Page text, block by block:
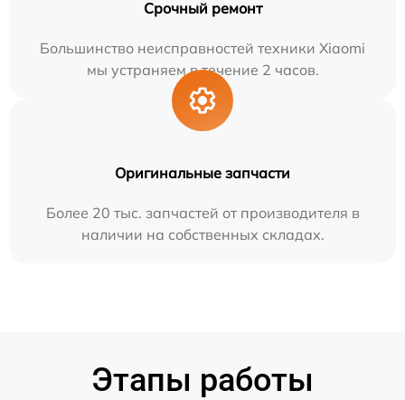
Срочный ремонт
Большинство неисправностей техники Xiaomi
мы устраняем в течение 2 часов.
Оригинальные запчасти
Более 20 тыс. запчастей от производителя в
наличии на собственных складах.
Этапы работы